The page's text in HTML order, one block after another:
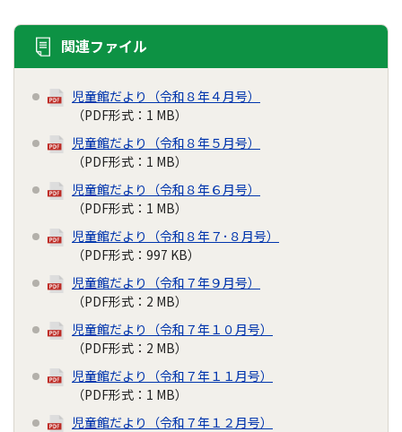
関連ファイル
児童館だより（令和８年４月号）
（PDF形式：1 MB）
児童館だより（令和８年５月号）
（PDF形式：1 MB）
児童館だより（令和８年６月号）
（PDF形式：1 MB）
児童館だより（令和８年７･８月号）
（PDF形式：997 KB）
児童館だより（令和７年９月号）
（PDF形式：2 MB）
児童館だより（令和７年１０月号）
（PDF形式：2 MB）
児童館だより（令和７年１１月号）
（PDF形式：1 MB）
児童館だより（令和７年１２月号）